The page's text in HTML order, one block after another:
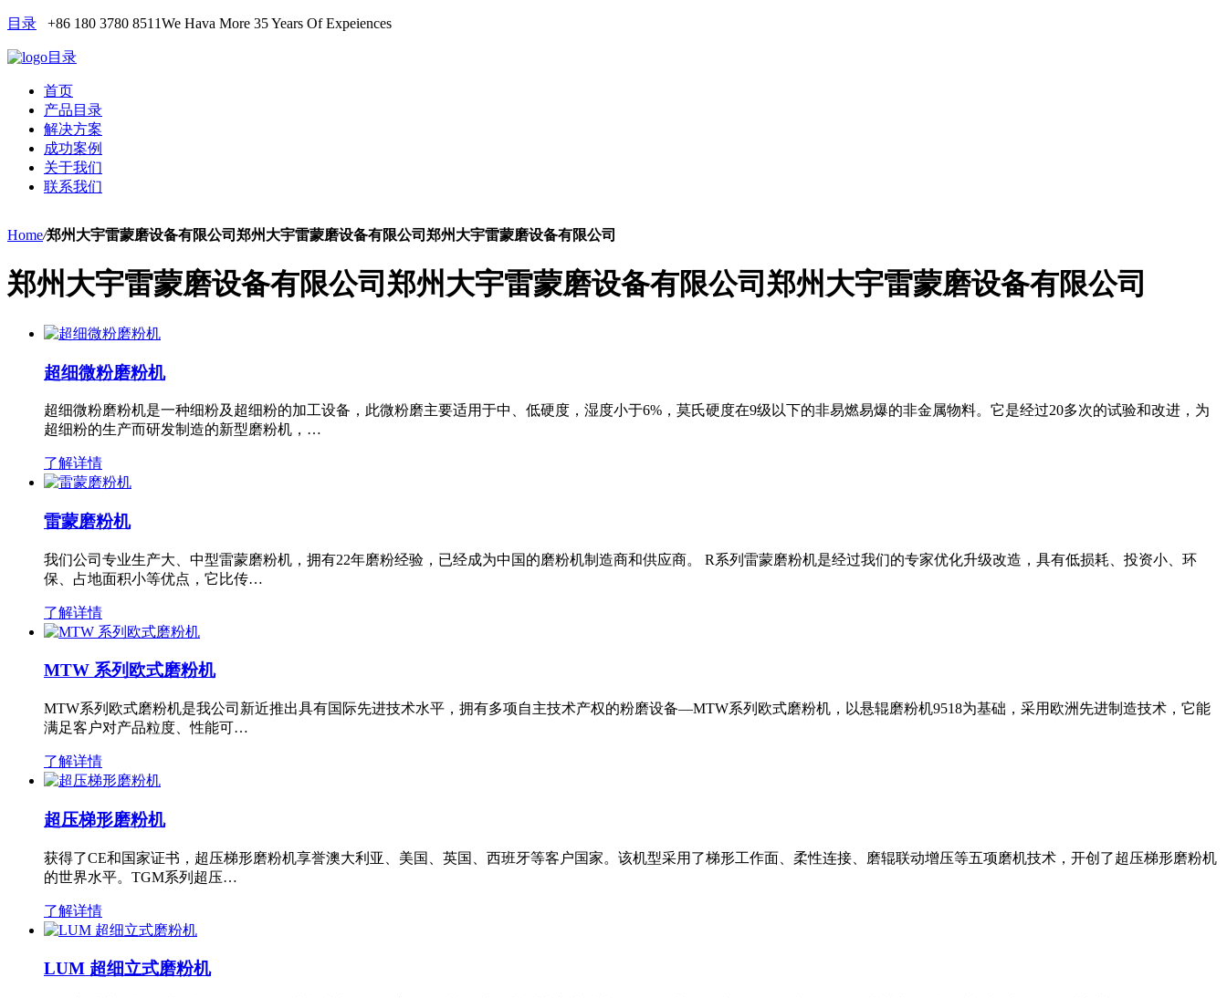
目录 +86 180 3780 8511We Hava More 35 Years Of Expeiences
目录
首页
产品目录
解决方案
成功案例
关于我们
联系我们
Home/郑州大宇雷蒙磨设备有限公司郑州大宇雷蒙磨设备有限公司郑州大宇雷蒙磨设备有限公司
郑州大宇雷蒙磨设备有限公司郑州大宇雷蒙磨设备有限公司郑州大宇雷蒙磨设备有限公司
超细微粉磨粉机
超细微粉磨粉机是一种细粉及超细粉的加工设备，此微粉磨主要适用于中、低硬度，湿度小于6%，莫氏硬度在9级以下的非易燃易爆的非金属物料。它是经过20多次的试验和改进，为
超细粉的生产而研发制造的新型磨粉机，…
了解详情
雷蒙磨粉机
我们公司专业生产大、中型雷蒙磨粉机，拥有22年磨粉经验，已经成为中国的磨粉机制造商和供应商。 R系列雷蒙磨粉机是经过我们的专家优化升级改造，具有低损耗、投资小、环
保、占地面积小等优点，它比传…
了解详情
MTW 系列欧式磨粉机
MTW系列欧式磨粉机是我公司新近推出具有国际先进技术水平，拥有多项自主技术产权的粉磨设备—MTW系列欧式磨粉机，以悬辊磨粉机9518为基础，采用欧洲先进制造技术，它能
满足客户对产品粒度、性能可…
了解详情
超压梯形磨粉机
获得了CE和国家证书，超压梯形磨粉机享誉澳大利亚、美国、英国、西班牙等客户国家。该机型采用了梯形工作面、柔性连接、磨辊联动增压等五项磨机技术，开创了超压梯形磨粉机
的世界水平。TGM系列超压…
了解详情
LUM 超细立式磨粉机